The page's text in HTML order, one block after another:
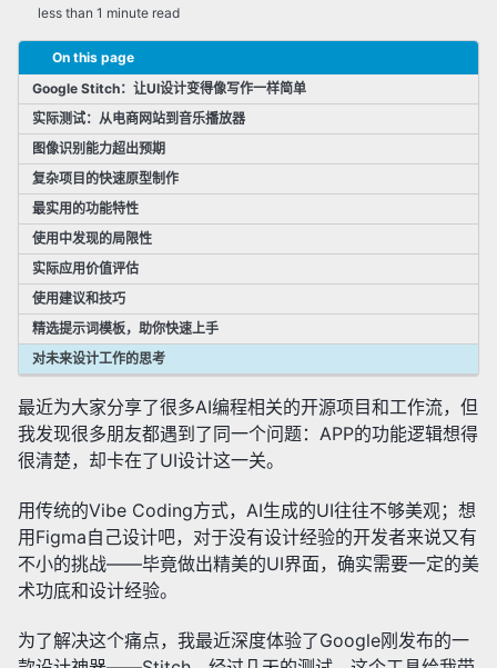
✅ 微调(Fine-Tuning)
✅ 其他AI相关技术
✅ 研究动态
✅ 新技术追踪
less than 1 minute read
On this page
Google Stitch：让UI设计变得像写作一样简单
实际测试：从电商网站到音乐播放器
图像识别能力超出预期
复杂项目的快速原型制作
最实用的功能特性
使用中发现的局限性
实际应用价值评估
使用建议和技巧
精选提示词模板，助你快速上手
对未来设计工作的思考
最近为大家分享了很多AI编程相关的开源项目和工作流，但
我发现很多朋友都遇到了同一个问题：APP的功能逻辑想得
很清楚，却卡在了UI设计这一关。
用传统的Vibe Coding方式，AI生成的UI往往不够美观；想
用Figma自己设计吧，对于没有设计经验的开发者来说又有
不小的挑战——毕竟做出精美的UI界面，确实需要一定的美
术功底和设计经验。
为了解决这个痛点，我最近深度体验了Google刚发布的一